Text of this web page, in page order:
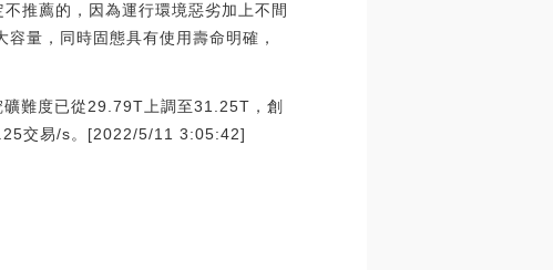
推薦的，因為運行環境惡劣加上不間
量，同時固態具有使用壽命明確，
難度已從29.79T上調至31.25T，創
交易/s。[2022/5/11 3:05:42]